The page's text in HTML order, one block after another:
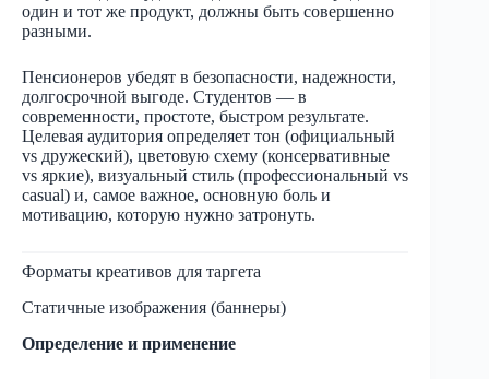
один и тот же продукт, должны быть совершенно
разными.
Пенсионеров убедят в безопасности, надежности,
долгосрочной выгоде. Студентов — в
современности, простоте, быстром результате.
Целевая аудитория определяет тон (официальный
vs дружеский), цветовую схему (консервативные
vs яркие), визуальный стиль (профессиональный vs
casual) и, самое важное, основную боль и
мотивацию, которую нужно затронуть.
Форматы креативов для таргета
Статичные изображения (баннеры)
Определение и применение